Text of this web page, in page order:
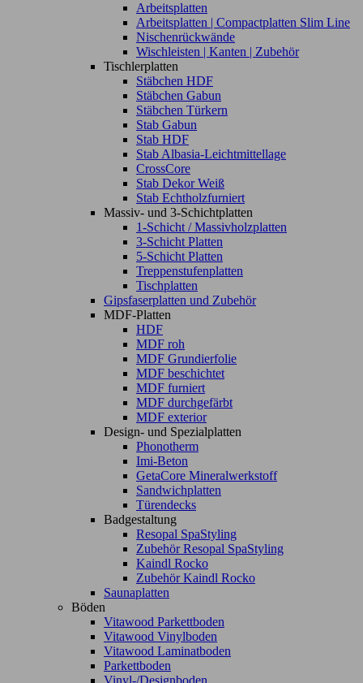
Arbeitsplatten
Arbeitsplatten | Compactplatten Slim Line
Nischenrückwände
Wischleisten | Kanten | Zubehör
Tischlerplatten
Stäbchen HDF
Stäbchen Gabun
Stäbchen Türkern
Stab Gabun
Stab HDF
Stab Albasia-Leichtmittellage
CrossCore
Stab Dekor Weiß
Stab Echtholzfurniert
Massiv- und 3-Schichtplatten
1-Schicht / Massivholzplatten
3-Schicht Platten
5-Schicht Platten
Treppenstufenplatten
Tischplatten
Gipsfaserplatten und Zubehör
MDF-Platten
HDF
MDF roh
MDF Grundierfolie
MDF beschichtet
MDF furniert
MDF durchgefärbt
MDF exterior
Design- und Spezialplatten
Phonotherm
Imi-Beton
GetaCore Mineralwerkstoff
Sandwichplatten
Türendecks
Badgestaltung
Resopal SpaStyling
Zubehör Resopal SpaStyling
Kaindl Rocko
Zubehör Kaindl Rocko
Saunaplatten
Böden
Vitawood Parkettboden
Vitawood Vinylboden
Vitawood Laminatboden
Parkettboden